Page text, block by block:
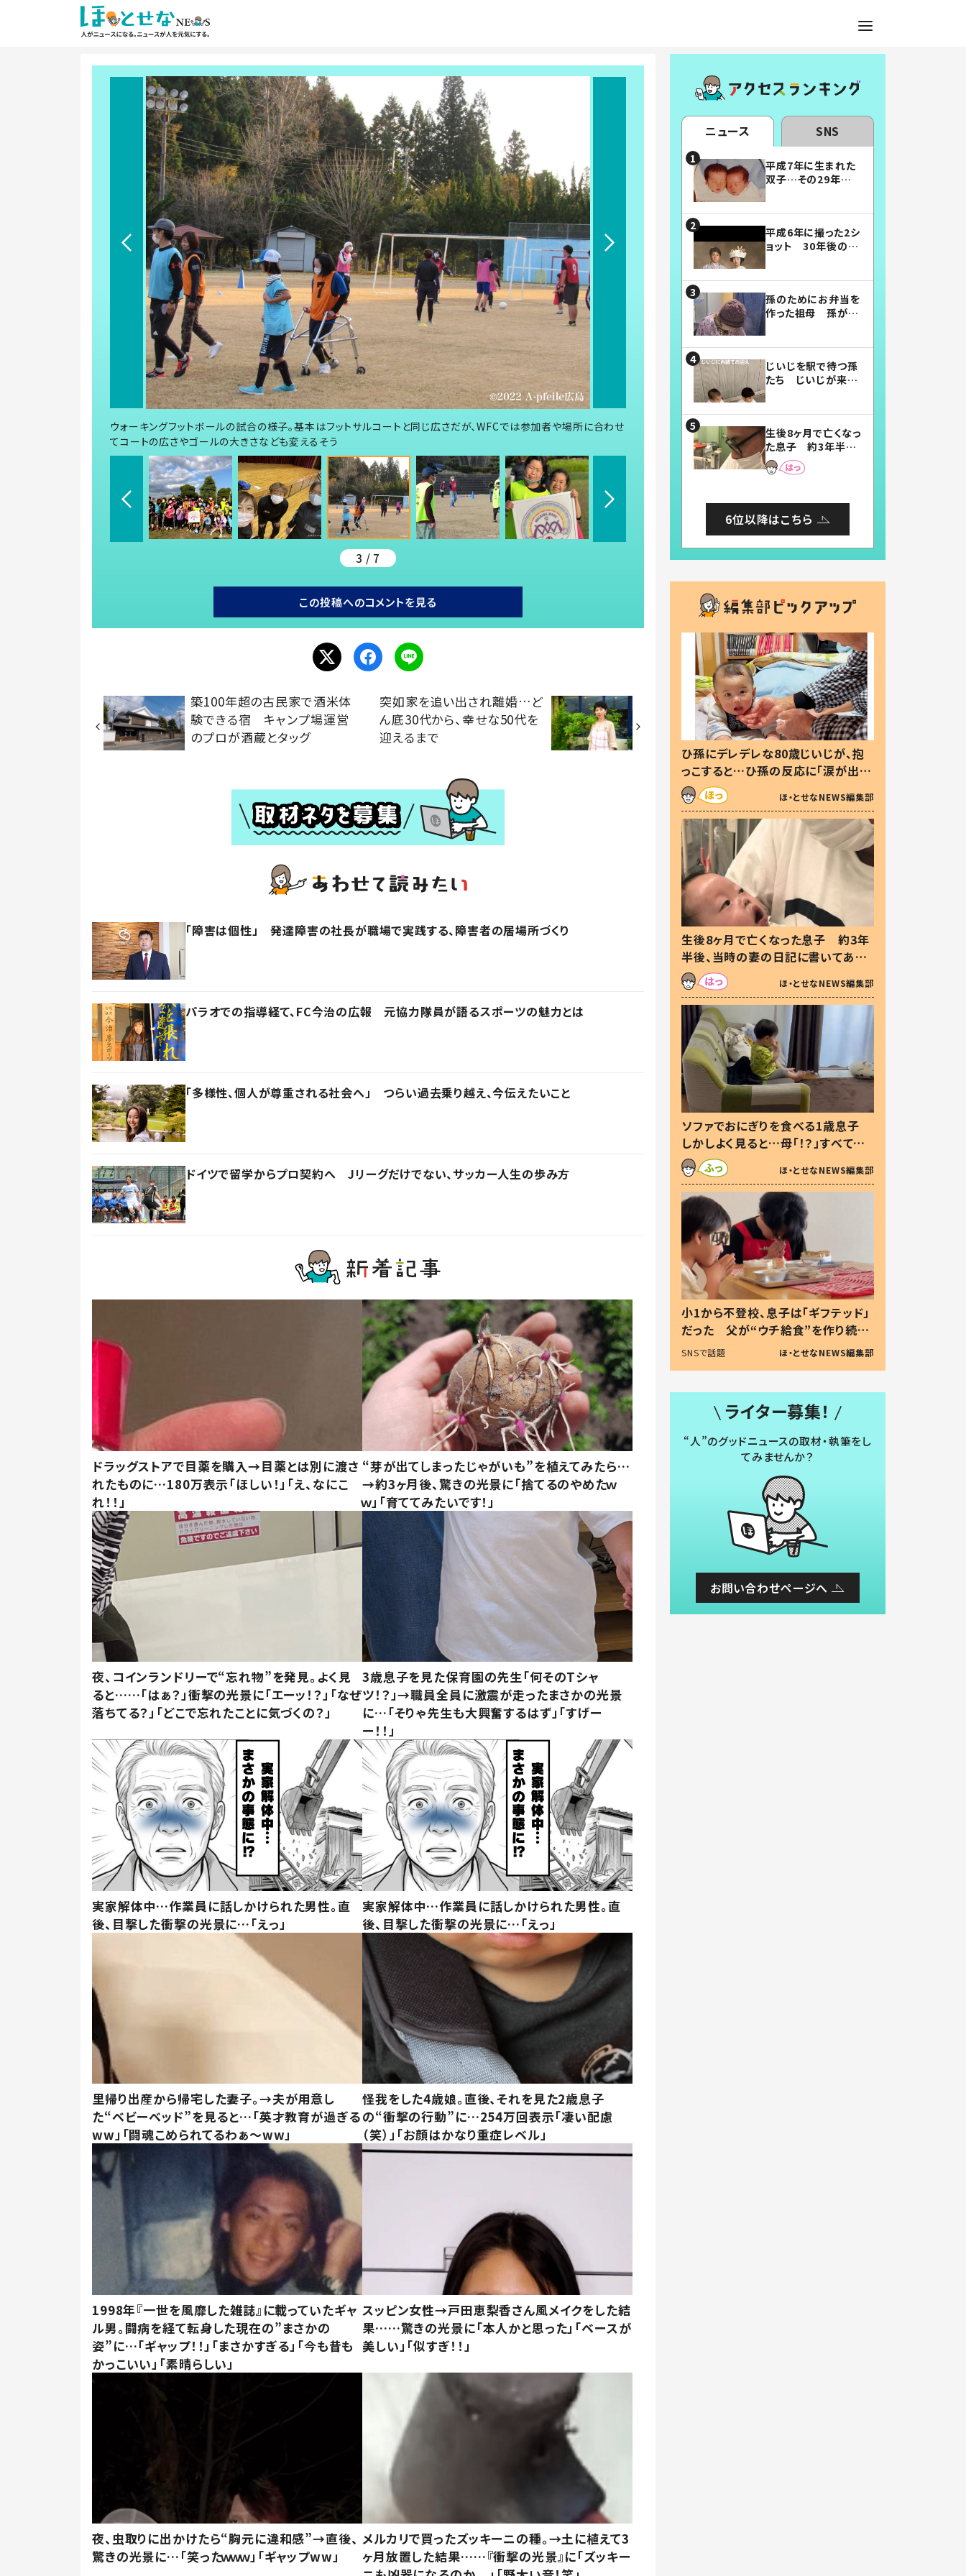
ウォーキングフットボールの試合の様子。基本はフットサルコートと同じ広さだが、WFCでは参加者や場所に合わせ
てコートの広さやゴールの大きさなども変えるそう
3 / 7
この投稿へのコメントを見る
築100年超の古民家で酒米体
験できる宿 キャンプ場運営
のプロが酒蔵とタッグ
突如家を追い出され離婚…ど
ん底30代から、幸せな50代を
迎えるまで
「障害は個性」 発達障害の社長が職場で実践する、障害者の居場所づくり
パラオでの指導経て、FC今治の広報 元協力隊員が語るスポーツの魅力とは
「多様性、個人が尊重される社会へ」 つらい過去乗り越え、今伝えたいこと
ドイツで留学からプロ契約へ Jリーグだけでない、サッカー人生の歩み方
ドラッグストアで目薬を購入→目薬とは別に渡さ
れたものに…180万表示「ほしい！」「え、なにこ
れ！！」
“芽が出てしまったじゃがいも”を植えてみたら…
→約3ヶ月後、驚きの光景に「捨てるのやめたｗ
ｗ」「育ててみたいです！」
夜、コインランドリーで“忘れ物”を発見。よく見
ると……「はぁ？」衝撃の光景に「エーッ！？」「なぜ
落ちてる？」「どこで忘れたことに気づくの？」
3歳息子を見た保育園の先生「何そのTシャ
ツ！？」→職員全員に激震が走ったまさかの光景
に…「そりゃ先生も大興奮するはず」「すげー
ー！！」
実家解体中…作業員に話しかけられた男性。直
後、目撃した衝撃の光景に…「えっ」
実家解体中…作業員に話しかけられた男性。直
後、目撃した衝撃の光景に…「えっ」
里帰り出産から帰宅した妻子。→夫が用意し
た“ベビーベッド”を見ると…「英才教育が過ぎる
ww」「闘魂こめられてるわぁ～ww」
怪我をした4歳娘。直後、それを見た2歳息子
の“衝撃の行動”に…254万回表示「凄い配慮
（笑）」「お顔はかなり重症レベル」
1998年『一世を風靡した雑誌』に載っていたギャ
ル男。闘病を経て転身した現在の”まさかの
姿”に…「ギャップ！！」「まさかすぎる」「今も昔も
かっこいい」「素晴らしい」
スッピン女性→戸田恵梨香さん風メイクをした結
果……驚きの光景に「本人かと思った」「ベースが
美しい」「似すぎ！！」
夜、虫取りに出かけたら“胸元に違和感”→直後、
驚きの光景に…「笑ったｗｗｗ」「ギャップww」
メルカリで買ったズッキーニの種。→土に植えて3
ヶ月放置した結果……『衝撃の光景』に「ズッキー
ニュース SNS
平成7年に生まれた
双子…その29年後
平成6年に撮った2シ
ョット 30年後の姿
孫のためにお弁当を
作った祖母 孫が絶
じいじを駅で待つ孫
たち じいじが来た
まらない」「幸せにな
れる」
生後8ヶ月で亡くなっ
た息子 約3年半
後、当時の妻の日記
に書いてあった本音
6位以降はこちら
ひ孫にデレデレな80歳じいじが、抱
っこすると…ひ孫の反応に「涙が出ま
した」「可愛くて仕方ない」
ほ・とせなNEWS編集部
生後8ヶ月で亡くなった息子 約3年
半後、当時の妻の日記に書いてあっ
た本音とは
ほ・とせなNEWS編集部
ソファでおにぎりを食べる1歳息子
しかしよく見ると…母「！？」すべてを
察した母の投稿に「可愛いから許
す！」「現行犯〜」
ほ・とせなNEWS編集部
小1から不登校、息子は「ギフテッド」
だった 父が“ウチ給食”を作り続け
る理由とは #令和の親 #令和の子
SNSで話題 ほ・とせなNEWS編集部
ライター募集！
“人”のグッドニュースの取材・執筆をし
てみませんか？
お問い合わせページへ